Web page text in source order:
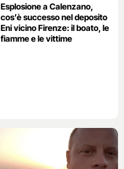
Esplosione a Calenzano,
cos’è successo nel deposito
Eni vicino Firenze: il boato, le
fiamme e le vittime